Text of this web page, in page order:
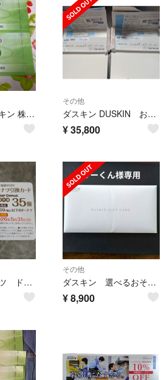
【送料込】ダスキン 株主優待 ミスド モスバーガー 1000円分
その他
ダスキン DUSKIN おそうじギフトカード（家事代行サービス）40,000円分
¥35,800
ミスタードーナツ ドーナツ引換カード 35個分
その他
ダスキン 選べるおそうじギフトカード10000円分
¥8,900